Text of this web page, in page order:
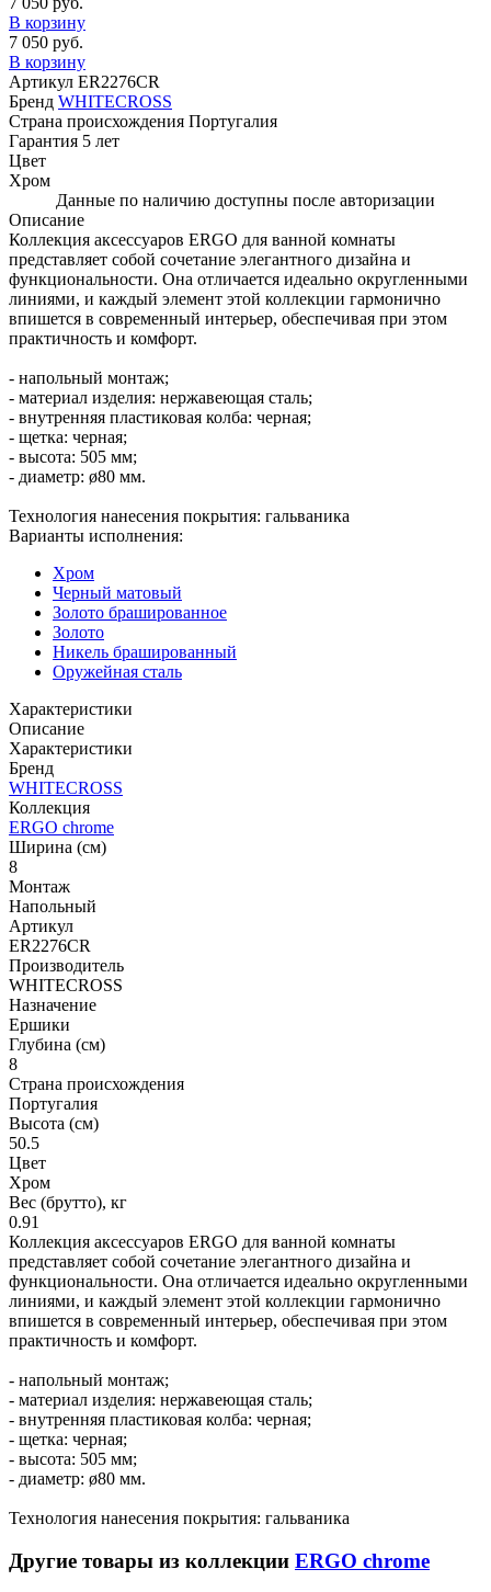
В корзину
7 050 руб.
В корзину
Артикул ER2276CR
Бренд WHITECROSS
Страна происхождения Португалия
Гарантия 5 лет
Цвет
Хром
Данные по наличию доступны после авторизации
Описание
Коллекция аксессуаров ERGO для ванной комнаты
представляет собой сочетание элегантного дизайна и
функциональности. Она отличается идеально округленными
линиями, и каждый элемент этой коллекции гармонично
впишется в современный интерьер, обеспечивая при этом
практичность и комфорт.
- напольный монтаж;
- материал изделия: нержавеющая сталь;
- внутренняя пластиковая колба: черная;
- щетка: черная;
- высота: 505 мм;
- диаметр: ø80 мм.
Технология нанесения покрытия: гальваника
Варианты исполнения:
Хром
Черный матовый
Золото брашированное
Золото
Никель брашированный
Оружейная сталь
Характеристики
Описание
Характеристики
Бренд
WHITECROSS
Коллекция
ERGO chrome
Ширина (см)
8
Монтаж
Напольный
Артикул
ER2276CR
Производитель
WHITECROSS
Назначение
Ершики
Глубина (см)
8
Страна происхождения
Португалия
Высота (см)
50.5
Цвет
Хром
Вес (брутто), кг
0.91
Коллекция аксессуаров ERGO для ванной комнаты
представляет собой сочетание элегантного дизайна и
функциональности. Она отличается идеально округленными
линиями, и каждый элемент этой коллекции гармонично
впишется в современный интерьер, обеспечивая при этом
практичность и комфорт.
- напольный монтаж;
- материал изделия: нержавеющая сталь;
- внутренняя пластиковая колба: черная;
- щетка: черная;
- высота: 505 мм;
- диаметр: ø80 мм.
Технология нанесения покрытия: гальваника
Другие товары из коллекции ERGO chrome